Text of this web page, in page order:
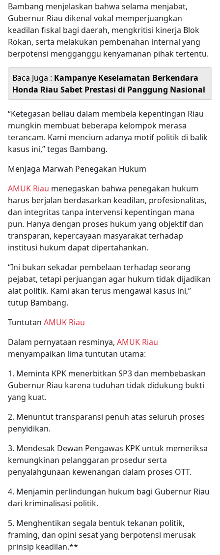
Bambang menjelaskan bahwa selama menjabat,
Gubernur Riau dikenal vokal memperjuangkan
keadilan fiskal bagi daerah, mengkritisi kinerja Blok
Rokan, serta melakukan pembenahan internal yang
berpotensi mengganggu kenyamanan pihak tertentu.
Baca Juga : Kampanye Keselamatan Berkendara
Honda Riau Sabet Prestasi di Panggung Nasional
“Ketegasan beliau dalam membela kepentingan Riau
mungkin membuat beberapa kelompok merasa
terancam. Kami mencium adanya motif politik di balik
kasus ini,” tegas Bambang.
Menjaga Marwah Penegakan Hukum
AMUK Riau menegaskan bahwa penegakan hukum
harus berjalan berdasarkan keadilan, profesionalitas,
dan integritas tanpa intervensi kepentingan mana
pun. Hanya dengan proses hukum yang objektif dan
transparan, kepercayaan masyarakat terhadap
institusi hukum dapat dipertahankan.
“Ini bukan sekadar pembelaan terhadap seorang
pejabat, tetapi perjuangan agar hukum tidak dijadikan
alat politik. Kami akan terus mengawal kasus ini,”
tutup Bambang.
Tuntutan AMUK Riau
Dalam pernyataan resminya, AMUK Riau
menyampaikan lima tuntutan utama:
1. Meminta KPK menerbitkan SP3 dan membebaskan
Gubernur Riau karena tuduhan tidak didukung bukti
yang kuat.
2. Menuntut transparansi penuh atas seluruh proses
penyidikan.
3. Mendesak Dewan Pengawas KPK untuk memeriksa
kemungkinan pelanggaran prosedur serta
penyalahgunaan kewenangan dalam proses OTT.
4. Menjamin perlindungan hukum bagi Gubernur Riau
dari kriminalisasi politik.
5. Menghentikan segala bentuk tekanan politik,
framing, dan opini sesat yang berpotensi merusak
prinsip keadilan.**